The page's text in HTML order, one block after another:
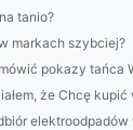
tanio?
markach szybciej?
pokazy tańca
że Chcę
elektroodpadów